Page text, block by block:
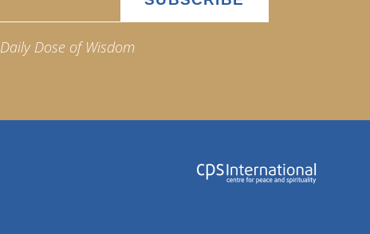
Daily Dose of Wisdom